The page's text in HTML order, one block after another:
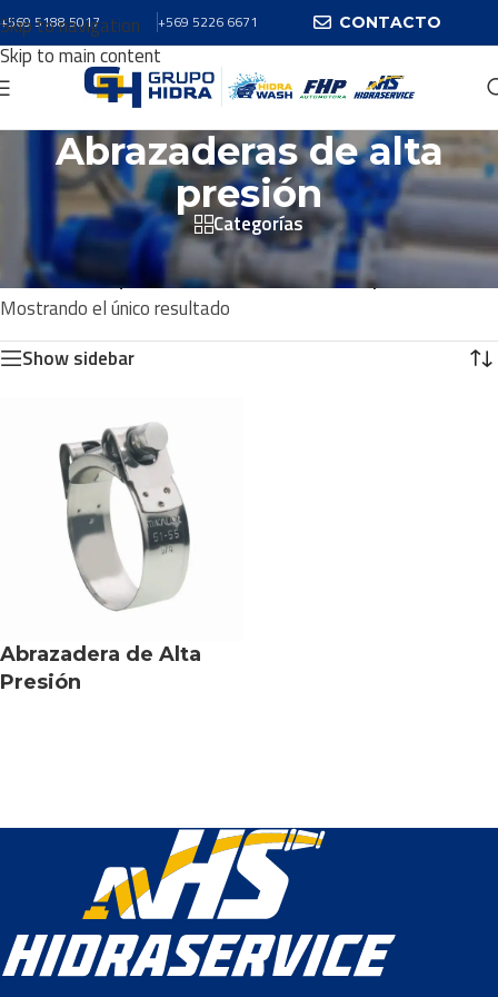
Skip to navigation
Skip to main content
+569 5188 5017 +569 5226 6671 CONTACTO
Abrazaderas de alta
presión
Categorías
Inicio
Productos
Productos etiquetados “Abrazaderas de alta presión”
Mostrando el único resultado
Show sidebar
Abrazadera de Alta
Presión